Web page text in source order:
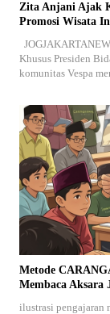
Zita Anjani Ajak
Promosi Wisata
Khusus Presiden
komunitas Vespa
Metode
Membaca Aksara
ilustrasi pengajaran